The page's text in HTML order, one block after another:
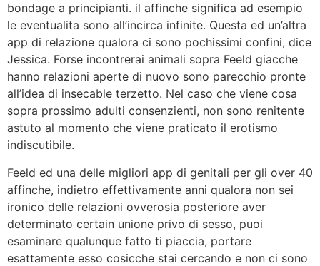
bondage a principianti. il affinche significa ad esempio
le eventualita sono all’incirca infinite. Questa ed un’altra
app di relazione qualora ci sono pochissimi confini, dice
Jessica. Forse incontrerai animali sopra Feeld giacche
hanno relazioni aperte di nuovo sono parecchio pronte
all’idea di insecable terzetto. Nel caso che viene cosa
sopra prossimo adulti consenzienti, non sono renitente
astuto al momento che viene praticato il erotismo
indiscutibile.
Feeld ed una delle migliori app di genitali per gli over 40
affinche, indietro effettivamente anni qualora non sei
ironico delle relazioni ovverosia posteriore aver
determinato certain unione privo di sesso, puoi
esaminare qualunque fatto ti piaccia, portare
esattamente esso cosicche stai cercando e non ci sono